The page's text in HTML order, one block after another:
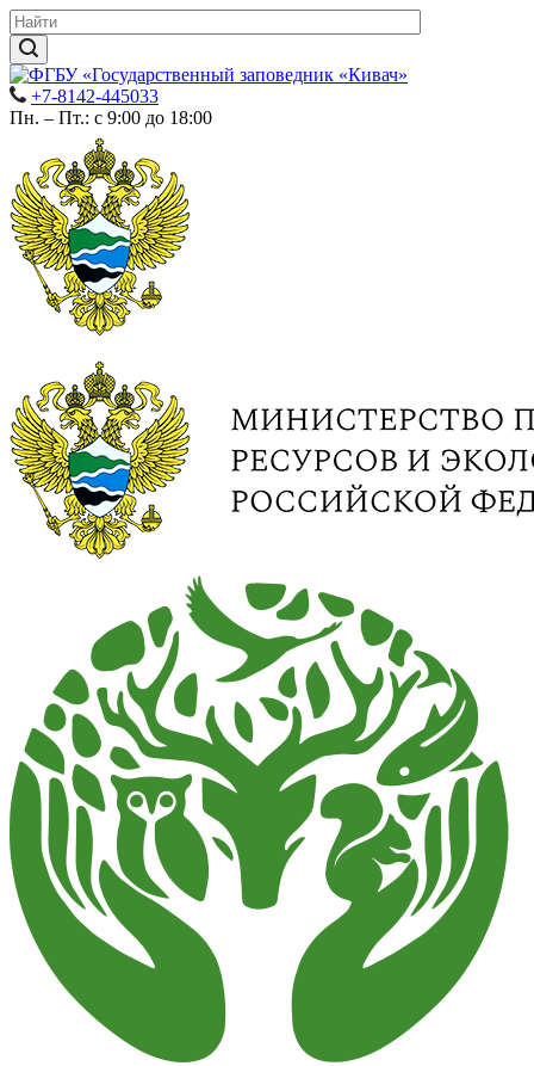
+7-8142-445033
Пн. – Пт.: с 9:00 до 18:00